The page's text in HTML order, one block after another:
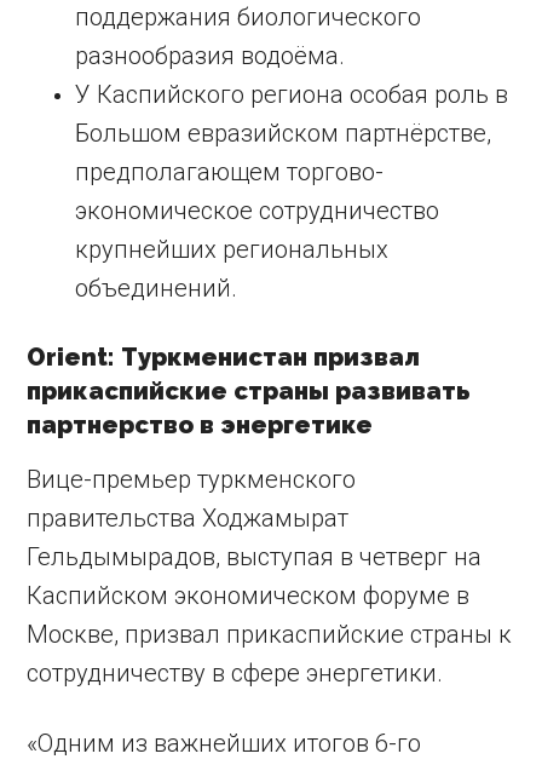
поддержания биологического
разнообразия водоёма.
У Каспийского региона особая роль в
Большом евразийском партнёрстве,
предполагающем торгово-
экономическое сотрудничество
крупнейших региональных
объединений.
Orient: Туркменистан призвал
прикаспийские страны развивать
партнерство в энергетике
Вице-премьер туркменского
правительства Ходжамырат
Гельдымырадов, выступая в четверг на
Каспийском экономическом форуме в
Москве, призвал прикаспийские страны к
сотрудничеству в сфере энергетики.
«Одним из важнейших итогов 6-го